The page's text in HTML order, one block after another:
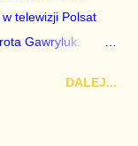
telewizji Polsat
Gawryluk.
który jest obecnie
DALEJ...